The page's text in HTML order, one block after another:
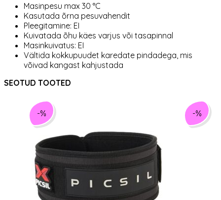
Masinpesu max 30 °C
Kasutada õrna pesuvahendit
Pleegitamine: EI
Kuivatada õhu käes varjus või tasapinnal
Masinkuivatus: EI
Vältida kokkupuudet karedate pindadega, mis
võivad kangast kahjustada
SEOTUD TOOTED
-% -%